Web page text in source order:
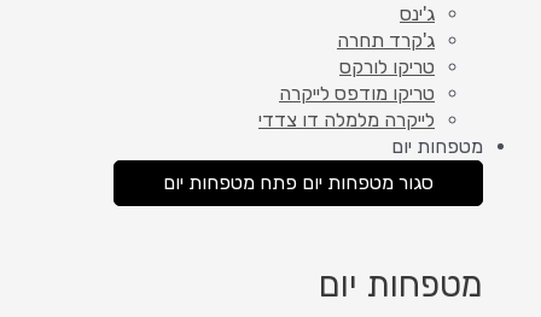
ג'ינס
ג'קרד תחרה
טריקו לורקס
טריקו מודפס לייקרה
לייקרה מלמלה דו צדדי
מטפחות יום
סגור מטפחות יום פתח מטפחות יום
מטפחות יום